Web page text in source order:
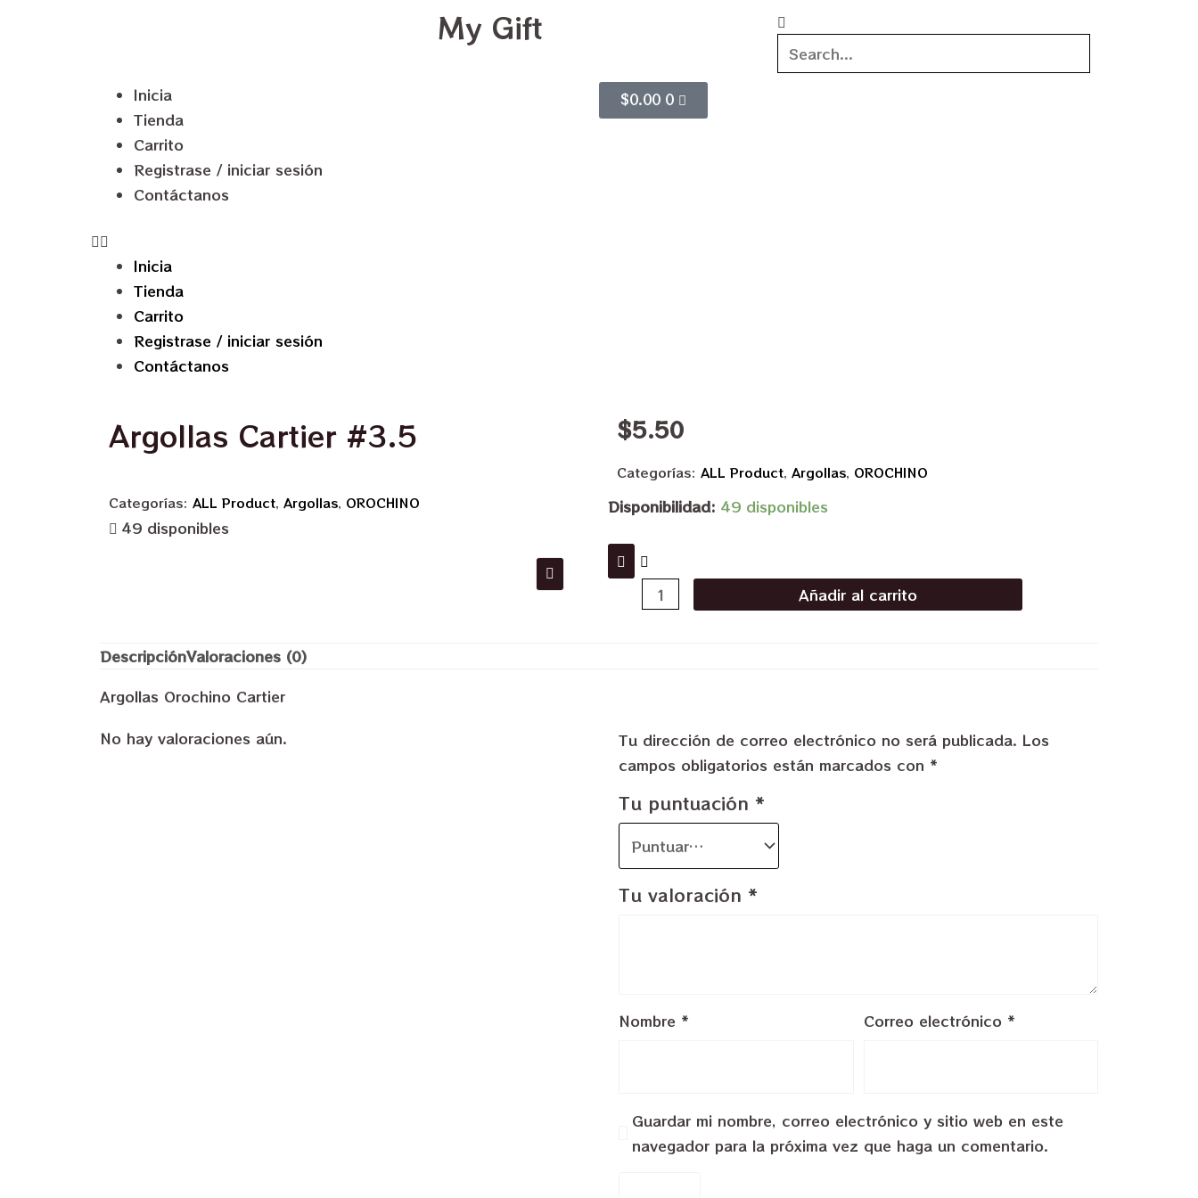
My Gift
Inicia
Tienda
Carrito
Registrase / iniciar sesión
Contáctanos
Inicia
Tienda
Carrito
Registrase / iniciar sesión
Contáctanos
$0.00 0
Argollas Cartier #3.5
Categorías: ALL Product, Argollas, OROCHINO
49 disponibles
$5.50
Categorías: ALL Product, Argollas, OROCHINO
Disponibilidad: 49 disponibles
Añadir al carrito
DescripciónValoraciones (0)
Argollas Orochino Cartier
No hay valoraciones aún.
Tu dirección de correo electrónico no será publicada. Los
campos obligatorios están marcados con *
Tu puntuación *
Tu valoración *
Nombre * Correo electrónico *
Guardar mi nombre, correo electrónico y sitio web en este
navegador para la próxima vez que haga un comentario.